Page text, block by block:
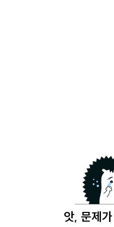
앗, 문제